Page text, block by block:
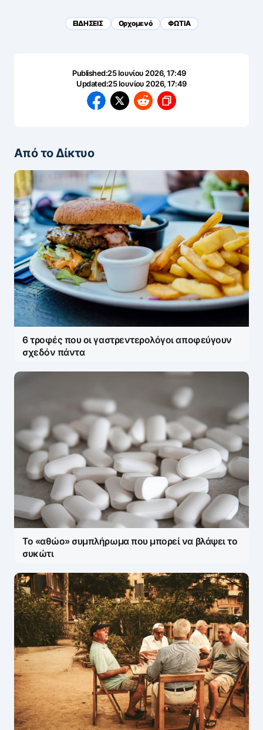
ΕΙΔΗΣΕΙΣ Ορχομενό ΦΩΤΙΑ
Published:25 Ιουνίου 2026, 17:49
Updated:25 Ιουνίου 2026, 17:49
Από το Δίκτυο
6 τροφές που οι γαστρεντερολόγοι αποφεύγουν
σχεδόν πάντα
Το «αθώο» συμπλήρωμα που μπορεί να βλάψει το
συκώτι